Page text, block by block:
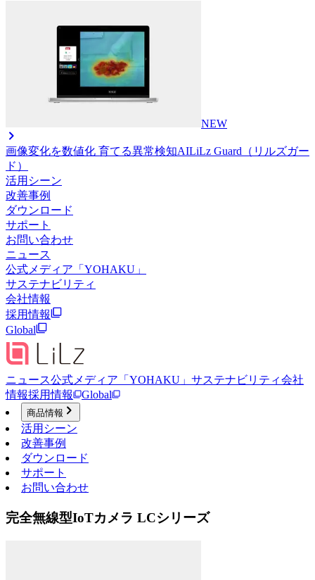
NEW
画像変化を数値化 育てる異常検知AILiLz Guard（リルズガー
ド）
活用シーン
改善事例
ダウンロード
サポート
お問い合わせ
ニュース
公式メディア「YOHAKU」
サステナビリティ
会社情報
採用情報
Global
ニュース公式メディア「YOHAKU」 サステナビリティ会社
情報採用情報 Global
商品情報
活用シーン
改善事例
ダウンロード
サポート
お問い合わせ
完全無線型IoTカメラ LCシリーズ